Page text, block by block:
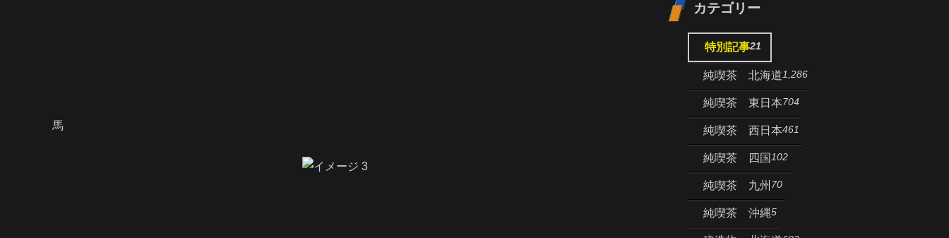
馬
カテゴリー
特別記事21
純喫茶 北海道1,286
純喫茶 東日本704
純喫茶 西日本461
純喫茶 四国102
純喫茶 九州 70
純喫茶 沖縄5